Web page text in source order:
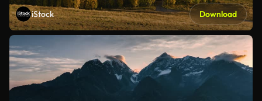
iStock Download